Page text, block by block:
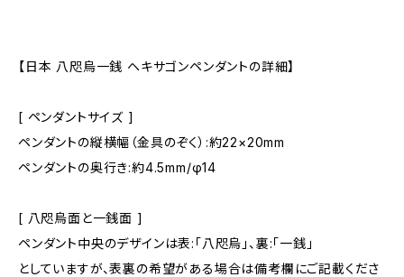
【日本 八咫烏一銭 ヘキサゴンペンダントの詳細】
[ ペンダントサイズ ]
ペンダントの縦横幅（金具のぞく）:約22×20mm
ペンダントの奥行き:約4.5mm/φ14
[ 八咫烏面と一銭面 ]
ペンダント中央のデザインは表:「八咫烏」、裏:「一銭」
としていますが、表裏の希望がある場合は備考欄にご記載くださ